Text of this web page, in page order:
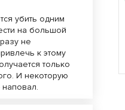
убить одним
на большой
не
к этому
только
И некоторую
наповал.